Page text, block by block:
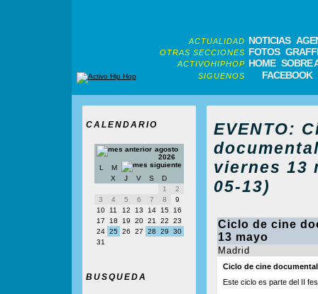
ACTUALIDAD NOTICIAS
OTRAS SECCIONES FOTOS
ACTIVOHIPHOP HOME SOBRE
SIGUENOS FACEBOOK
CALENDARIO
agosto
2026
L
M
X
J V S
D
1
2
3
4 5 6 7 8
9
10
11 12 13 14 15
16
17
18 19 20 21 22
23
24 25 26 27 28 29
30
31
BUSQUEDA
EVENTO:
viernes 13
05-13)
Ciclo de cine
13 mayo
Madrid
Ciclo de cine
Este ciclo es parte del II